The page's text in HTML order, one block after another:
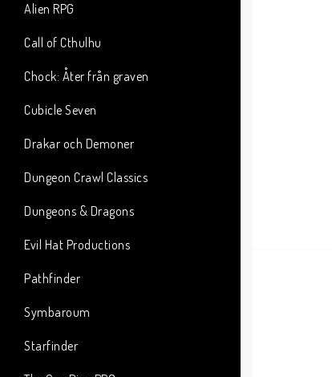
Alien RPG
Call of Cthulhu
Chock: Åter från graven
Cubicle Seven
Drakar och Demoner
Dungeon Crawl Classics
Dungeons & Dragons
Evil Hat Productions
Pathfinder
Symbaroum
Starfinder